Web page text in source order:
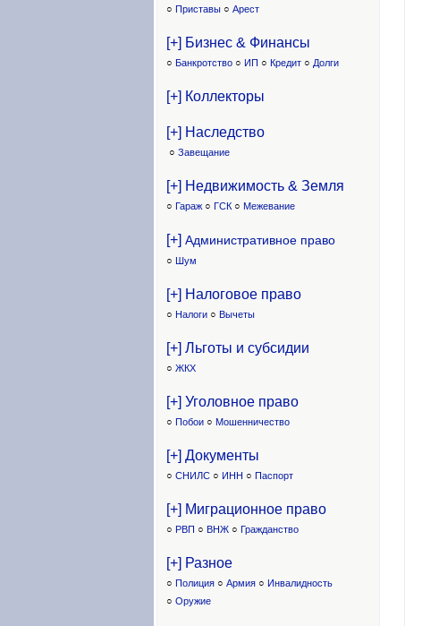
○ Приставы ○ Арест
[+] Бизнес & Финансы
○ Банкротство ○ ИП ○ Кредит ○ Долги
[+] Коллекторы
[+] Наследство
○ Завещание
[+] Недвижимость & Земля
○ Гараж ○ ГСК ○ Межевание
[+] Административное право
○ Шум
[+] Налоговое право
○ Налоги ○ Вычеты
[+] Льготы и субсидии
○ ЖКХ
[+] Уголовное право
○ Побои ○ Мошенничество
[+] Документы
○ СНИЛС ○ ИНН ○ Паспорт
[+] Миграционное право
○ РВП ○ ВНЖ ○ Гражданство
[+] Разное
○ Полиция ○ Армия ○ Инвалидность
○ Оружие